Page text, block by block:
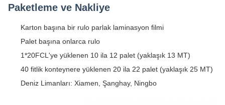
Paketleme ve Nakliye
Karton başına bir rulo parlak laminasyon filmi
Palet başına onlarca rulo
1*20FCL'ye yüklenen 10 ila 12 palet (yaklaşık 13 MT)
40 fitlik konteynere yüklenen 20 ila 22 palet (yaklaşık 25 MT)
Deniz Limanları: Xiamen, Şanghay, Ningbo